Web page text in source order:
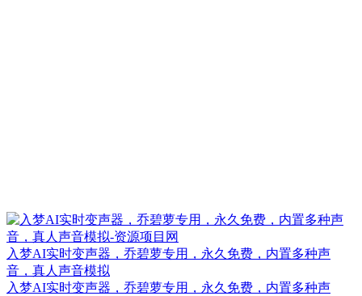
入梦AI实时变声器，乔碧萝专用，永久免费，内置多种声
音，真人声音模拟
入梦AI实时变声器，乔碧萝专用，永久免费，内置多种声